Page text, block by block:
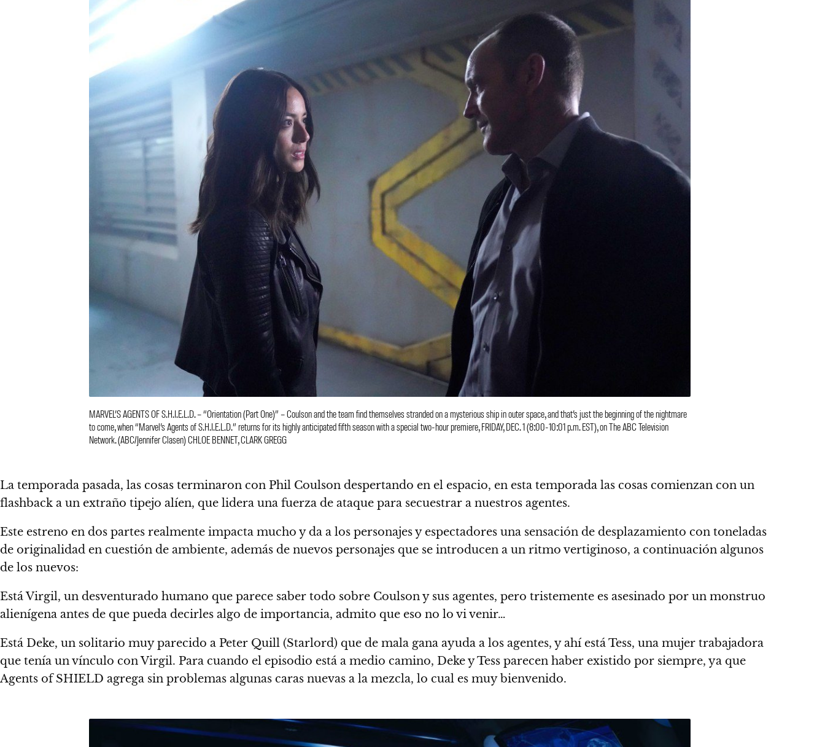
MARVEL’S AGENTS OF S.H.I.E.L.D. – “Orientation (Part One)” – Coulson and the team find themselves stranded on a mysterious ship in outer space, and that’s just the beginning of the nightmare
to come, when “Marvel’s Agents of S.H.I.E.L.D.” returns for its highly anticipated fifth season with a special two-hour premiere, FRIDAY, DEC. 1 (8:00-10:01 p.m. EST), on The ABC Television
Network. (ABC/Jennifer Clasen) CHLOE BENNET, CLARK GREGG
La temporada pasada, las cosas terminaron con Phil Coulson despertando en el espacio, en esta temporada las cosas comienzan con un
flashback a un extraño tipejo alíen, que lidera una fuerza de ataque para secuestrar a nuestros agentes.
Este estreno en dos partes realmente impacta mucho y da a los personajes y espectadores una sensación de desplazamiento con toneladas
de originalidad en cuestión de ambiente, además de nuevos personajes que se introducen a un ritmo vertiginoso, a continuación algunos
de los nuevos:
Está Virgil, un desventurado humano que parece saber todo sobre Coulson y sus agentes, pero tristemente es asesinado por un monstruo
alienígena antes de que pueda decirles algo de importancia, admito que eso no lo vi venir…
Está Deke, un solitario muy parecido a Peter Quill (Starlord) que de mala gana ayuda a los agentes, y ahí está Tess, una mujer trabajadora
que tenía un vínculo con Virgil. Para cuando el episodio está a medio camino, Deke y Tess parecen haber existido por siempre, ya que
Agents of SHIELD agrega sin problemas algunas caras nuevas a la mezcla, lo cual es muy bienvenido.